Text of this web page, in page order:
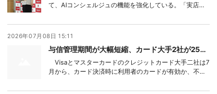
て、AIコンシェルジュの機能を強化している。「実店舗
をコンセプトとして設計しており、ユーザーが商品を購
入するまでの時間は、モール内検索と比較して約41％短
縮しているほか、平均注文額は約17％向上している
2026年07月08日 15:11
与信管理期間が大幅短縮、カード大手2社が25日に 予約販売などに影響も
Visaとマスターカードのクレジットカード大手二社は7
月から、カード決済時に利用者のカードが有効か、不正
保する「オーソリゼーション（オーソリ）」の有効期限